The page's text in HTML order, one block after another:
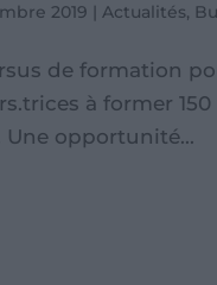
2019 |Actualités,
de formation
à former
Une opportunité...